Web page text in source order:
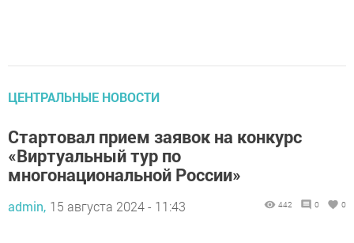
ЦЕНТРАЛЬНЫЕ НОВОСТИ
Стартовал прием заявок на конкурс
«Виртуальный тур по
многонациональной России»
admin, 15 августа 2024 - 11:43 442 0 0